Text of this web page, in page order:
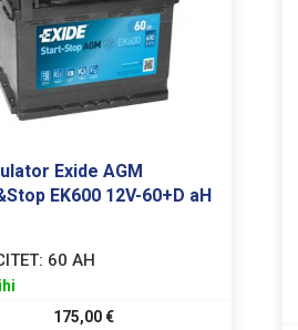
Exide AGM
EK600 12V-60+D aH
60 AH
175,00€